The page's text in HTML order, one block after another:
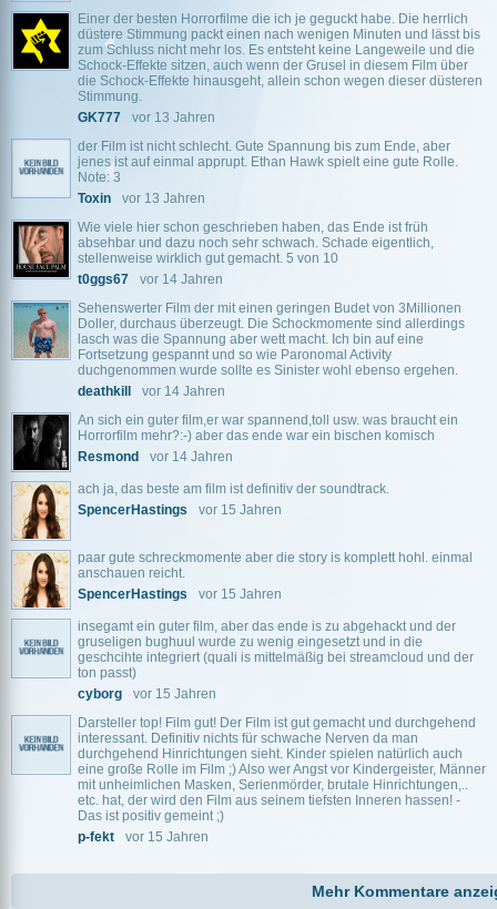
Einer der besten Horrorfilme die ich je geguckt habe. Die herrlich
düstere Stimmung packt einen nach wenigen Minuten und lässt bis
zum Schluss nicht mehr los. Es entsteht keine Langeweile und die
Schock-Effekte sitzen, auch wenn der Grusel in diesem Film über
die Schock-Effekte hinausgeht, allein schon wegen dieser düsteren
Stimmung.
GK777
vor 13 Jahren
der Film ist nicht schlecht. Gute Spannung bis zum Ende, aber
jenes ist auf einmal apprupt. Ethan Hawk spielt eine gute Rolle.
Note: 3
Toxin
vor 13 Jahren
Wie viele hier schon geschrieben haben, das Ende ist früh
absehbar und dazu noch sehr schwach. Schade eigentlich,
stellenweise wirklich gut gemacht. 5 von 10
t0ggs67
vor 14 Jahren
Sehenswerter Film der mit einen geringen Budet von 3Millionen
Doller, durchaus überzeugt. Die Schockmomente sind allerdings
lasch was die Spannung aber wett macht. Ich bin auf eine
Fortsetzung gespannt und so wie Paronomal Activity
duchgenommen wurde sollte es Sinister wohl ebenso ergehen.
deathkill
vor 14 Jahren
An sich ein guter film,er war spannend,toll usw. was braucht ein
Horrorfilm mehr?:-) aber das ende war ein bischen komisch
Resmond
vor 14 Jahren
ach ja, das beste am film ist definitiv der soundtrack.
SpencerHastings
vor 15 Jahren
paar gute schreckmomente aber die story is komplett hohl. einmal
anschauen reicht.
SpencerHastings
vor 15 Jahren
insegamt ein guter film, aber das ende is zu abgehackt und der
gruseligen bughuul wurde zu wenig eingesetzt und in die
geschcihte integriert (quali is mittelmäßig bei streamcloud und der
ton passt)
cyborg
vor 15 Jahren
Darsteller top! Film gut! Der Film ist gut gemacht und durchgehend
interessant. Definitiv nichts für schwache Nerven da man
durchgehend Hinrichtungen sieht. Kinder spielen natürlich auch
eine große Rolle im Film ;) Also wer Angst vor Kindergeister, Männer
mit unheimlichen Masken, Serienmörder, brutale Hinrichtungen,..
etc. hat, der wird den Film aus seinem tiefsten Inneren hassen! -
Das ist positiv gemeint ;)
p-fekt
vor 15 Jahren
Mehr Kommentare